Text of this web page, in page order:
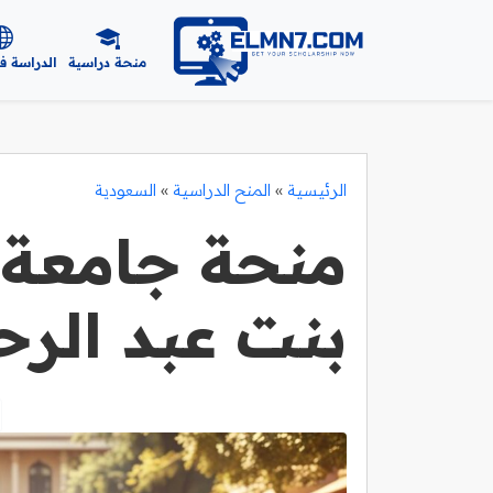
منحة دراسية الدراسة
الرئيسية » المنح الدراسية » السعودية
منحة جامعة
بنت عبد